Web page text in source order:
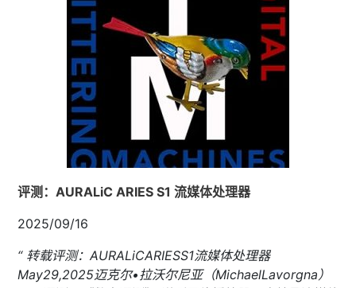
评测：AURALiC ARIES S1 流媒体处理器
2025/09/16
“ 转载评测：AURALiCARIESS1流媒体处理器
May29,2025迈克尔•拉沃尔尼亚（MichaelLavorgna）